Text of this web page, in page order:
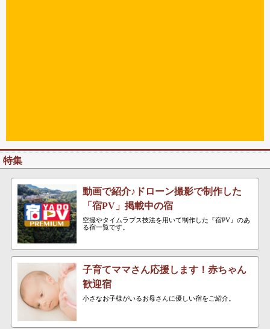
特集
動画で紹介♪ドローン撮影で制作した
「宿PV」掲載中の宿
空撮やタイムラプス技法を用いて制作した『宿PV』のあ
る宿一覧です。
子育てママさん応援します！赤ちゃん
歓迎宿
小さなお子様がいるお母さんに優しい宿をご紹介。